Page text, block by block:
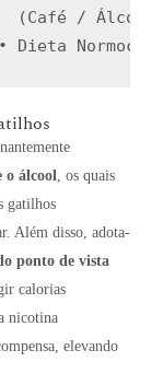
(Café /
o álcool, os quais
gatilhos
. Além disso, adota-
ponto de vista
calorias
nicotina
elevando